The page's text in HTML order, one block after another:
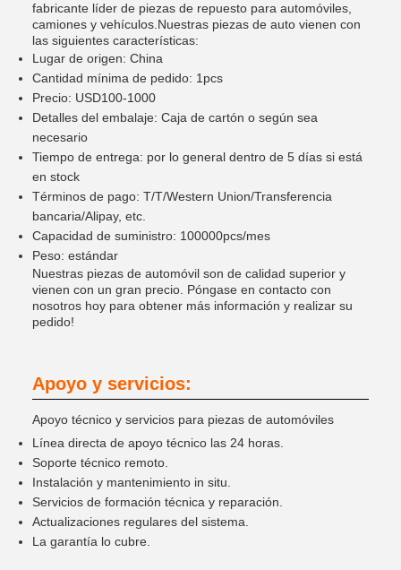
fabricante líder de piezas de repuesto para automóviles,
camiones y vehículos.Nuestras piezas de auto vienen con
las siguientes características:
Lugar de origen: China
Cantidad mínima de pedido: 1pcs
Precio: USD100-1000
Detalles del embalaje: Caja de cartón o según sea
necesario
Tiempo de entrega: por lo general dentro de 5 días si está
en stock
Términos de pago: T/T/Western Union/Transferencia
bancaria/Alipay, etc.
Capacidad de suministro: 100000pcs/mes
Peso: estándar
Nuestras piezas de automóvil son de calidad superior y
vienen con un gran precio. Póngase en contacto con
nosotros hoy para obtener más información y realizar su
pedido!
Apoyo y servicios:
Apoyo técnico y servicios para piezas de automóviles
Línea directa de apoyo técnico las 24 horas.
Soporte técnico remoto.
Instalación y mantenimiento in situ.
Servicios de formación técnica y reparación.
Actualizaciones regulares del sistema.
La garantía lo cubre.